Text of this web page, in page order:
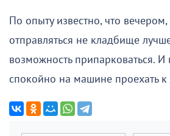
По опыту известно, что
отправляться не кладбище
возможность припарковаться.
спокойно на машине проехать